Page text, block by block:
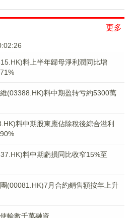
更多
料上半年歸母淨利潤同比增
維(03388.HK)料中期盈转亏約5300萬
料中期股東應佔除稅後綜合溢利
料中期虧損同比收窄15%至
(00081.HK)7月合約銷售額按年上升
輪數千萬融資